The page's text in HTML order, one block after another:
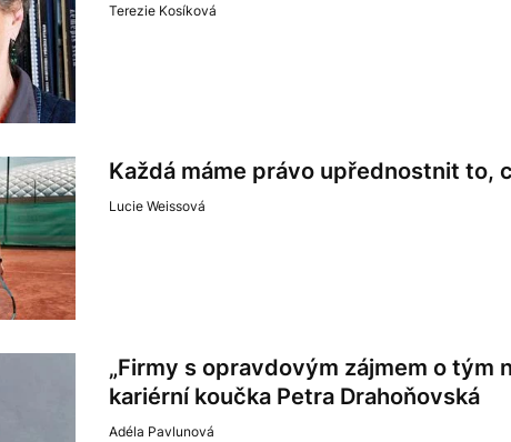
Terezie Kosíková
Každá máme právo upřednostnit to,
Lucie Weissová
„Firmy s opravdovým zájmem o tým
kariérní koučka Petra Drahoňovská
Adéla Pavlunová